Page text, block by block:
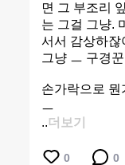
면 그 부조리
는 그걸 그냥.
서서 감상하잖
그냥 ㅡ 구경
손가락으로 뭔
ㅡ
..더보기
0 0